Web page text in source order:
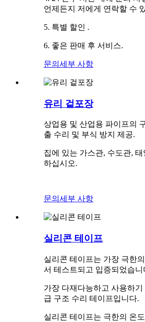
언제든지 저에게 연락할 수
5. 특별 할인 .
6. 좋은 판매 후 서비스.
문의 세부 사항
유리 겉포장
상업용 및 산업용 파이프의
출 수리 및 부식 방지 제공.
집에 있는 가스관, 수도관,
하십시오.
문의 세부 사항
실리콘 테이프
실리콘 테이프는 가장 극한
서 테스트되고 입증되었습니
가장 다재다능하고 사용하기
급 구조 수리 테이프입니다.
실리콘 테이프는 극한의 온